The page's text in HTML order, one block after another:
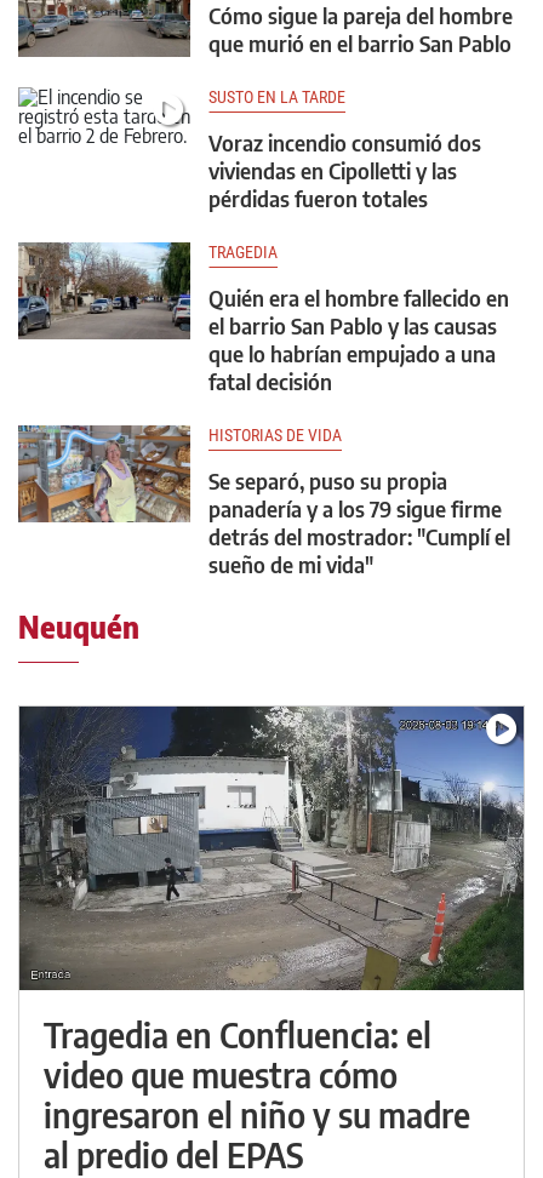
Cómo sigue la pareja del hombre
que murió en el barrio San Pablo
SUSTO EN LA TARDE
Voraz incendio consumió dos
viviendas en Cipolletti y las
pérdidas fueron totales
TRAGEDIA
Quién era el hombre fallecido en
el barrio San Pablo y las causas
que lo habrían empujado a una
fatal decisión
HISTORIAS DE VIDA
Se separó, puso su propia
panadería y a los 79 sigue firme
detrás del mostrador: "Cumplí el
sueño de mi vida"
Neuquén
Tragedia en Confluencia: el
video que muestra cómo
ingresaron el niño y su madre
al predio del EPAS